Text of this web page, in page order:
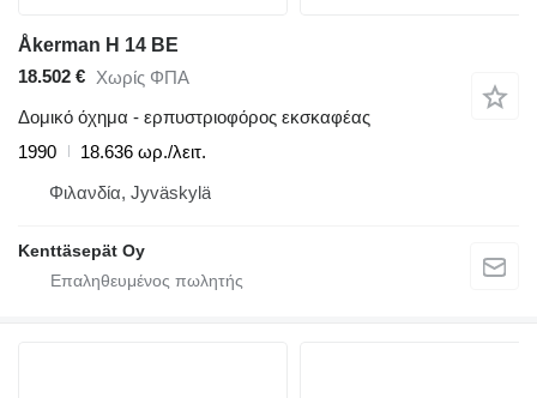
Åkerman H 14 BE
18.502 € Χωρίς ΦΠΑ
Δομικό όχημα - ερπυστριοφόρος εκσκαφέας
1990
18.636 ωρ./λειτ.
Φιλανδία, Jyväskylä
Kenttäsepät Oy